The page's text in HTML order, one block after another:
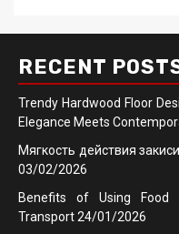
RECENT
Trendy Hardwood Floor
Elegance Meets
Мягкость действия
03/02/2026
Benefits of Using Food
Transport24/01/2026